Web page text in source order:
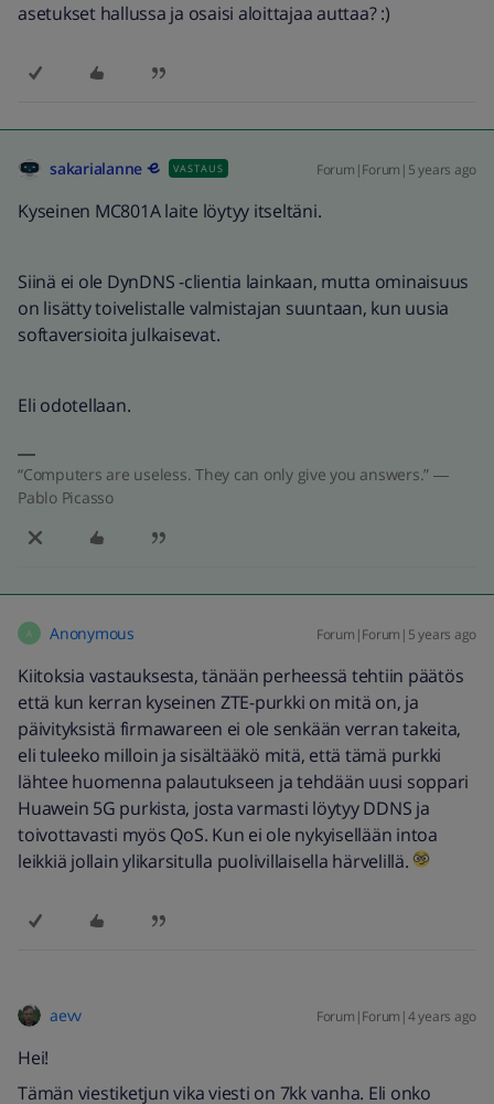
asetukset hallussa ja osaisi aloittajaa auttaa? :)
sakarialanne VASTAUS Forum|Forum|5 years ago
Kyseinen MC801A laite löytyy itseltäni.
Siinä ei ole DynDNS -clientia lainkaan, mutta ominaisuus
on lisätty toivelistalle valmistajan suuntaan, kun uusia
softaversioita julkaisevat.
Eli odotellaan.
“Computers are useless. They can only give you answers.” ―
Pablo Picasso
A Anonymous Forum|Forum|5 years ago
Kiitoksia vastauksesta, tänään perheessä tehtiin päätös
että kun kerran kyseinen ZTE-purkki on mitä on, ja
päivityksistä firmawareen ei ole senkään verran takeita,
eli tuleeko milloin ja sisältääkö mitä, että tämä purkki
lähtee huomenna palautukseen ja tehdään uusi soppari
Huawein 5G purkista, josta varmasti löytyy DDNS ja
toivottavasti myös QoS. Kun ei ole nykyisellään intoa
leikkiä jollain ylikarsitulla puolivillaisella härvelillä.
aevv Forum|Forum|4 years ago
Hei!
Tämän viestiketjun vika viesti on 7kk vanha. Eli onko